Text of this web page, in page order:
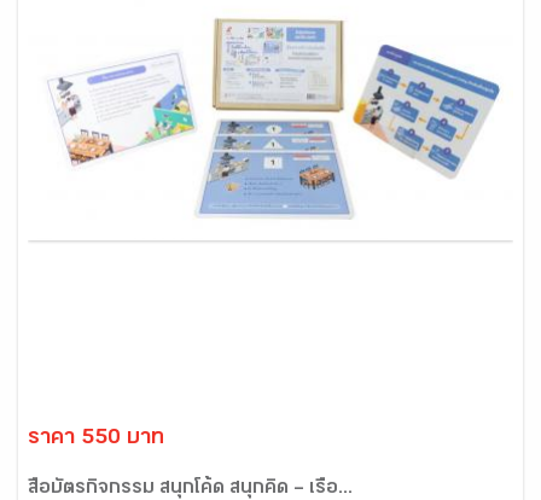
ราคา 550 บาท
สื่อบัตรกิจกรรม สนุกโค้ด สนุกคิด – เรื่อ...